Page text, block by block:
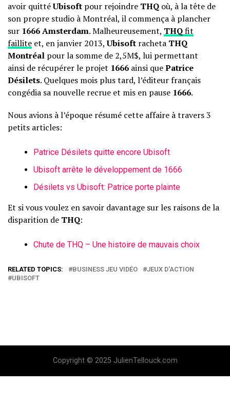
avoir quittéUbisoft pour rejoindre THQ où, à la tête de
son propre studio à Montréal, il commença à plancher
sur 1666 Amsterdam. Malheureusement, THQfit
faillite et, en janvier 2013,Ubisoft racheta THQ
Montréal pour la somme de 2,5M$, lui permettant
ainsi de récupérer le projet 1666 ainsi quePatrice
Désilets. Quelques mois plus tard, l’éditeur français
congédia sa nouvelle recrue et mis en pause 1666.
Nous avions à l’époque résumé cette affaire à travers 3
petits articles:
Patrice Désilets quitte encore Ubisoft
Ubisoft arrête le développement de 1666
Désilets vs Ubisoft: Patrice porte plainte
Et si vous voulez en savoir davantage sur les raisons de la
disparition de THQ:
Chute de THQ – Une histoire de mauvais choix
RELATED TOPICS: BUSINESS JEU VIDÉO
JEUX D'ACTION
UBISOFT
Copyright © 2025 JulienTellouck.com